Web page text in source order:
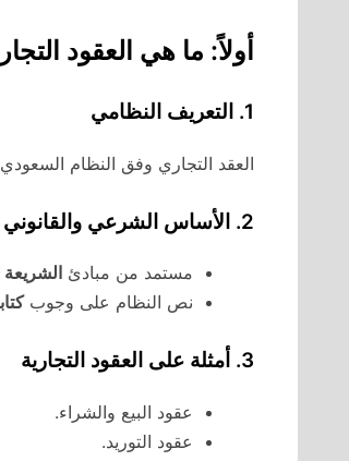
أولاً: ما هي العقود
1. التعريف النظامي
العقد التجاري وفق النظام
2. الأساس الشرعي والقانوني
مستمد من مبادئ الشريعة
نص النظام على وجوب
3. أمثلة على العقود التجارية
عقود البيع والشراء.
عقود التوريد.